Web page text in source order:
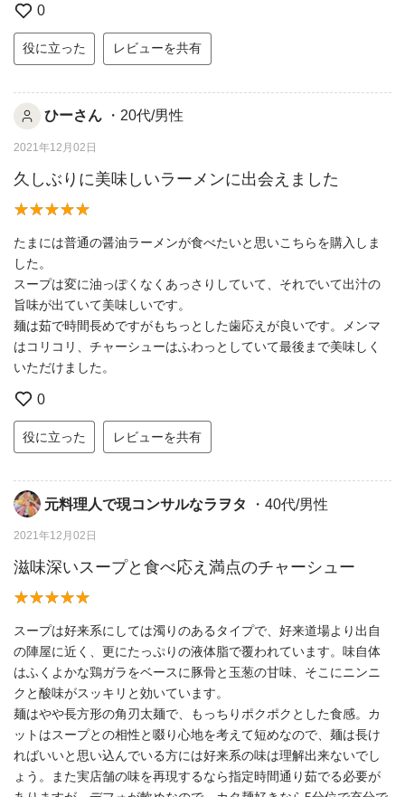
0
役に立った レビューを共有
ひーさん ・20代/男性
2021年12月02日
久しぶりに美味しいラーメンに出会えました
たまには普通の醤油ラーメンが食べたいと思いこちらを購入しま
した。
スープは変に油っぽくなくあっさりしていて、それでいて出汁の
旨味が出ていて美味しいです。
麺は茹で時間長めですがもちっとした歯応えが良いです。メンマ
はコリコリ、チャーシューはふわっとしていて最後まで美味しく
いただけました。
0
役に立った レビューを共有
元料理人で現コンサルなラヲタ ・40代/男性
2021年12月02日
滋味深いスープと食べ応え満点のチャーシュー
スープは好来系にしては濁りのあるタイプで、好来道場より出自
の陣屋に近く、更にたっぷりの液体脂で覆われています。味自体
はふくよかな鶏ガラをベースに豚骨と玉葱の甘味、そこにニンニ
クと酸味がスッキリと効いています。
麺はやや長方形の角刃太麺で、もっちりポクポクとした食感。カ
ットはスープとの相性と啜り心地を考えて短めなので、麺は長け
ればいいと思い込んでいる方には好来系の味は理解出来ないでし
ょう。また実店舗の味を再現するなら指定時間通り茹でる必要が